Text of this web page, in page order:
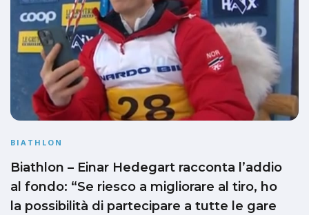
BIATHLON
Biathlon – Einar Hedegart racconta l’addio
al fondo: “Se riesco a migliorare al tiro, ho
la possibilità di partecipare a tutte le gare